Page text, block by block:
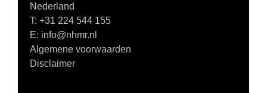
Nederland
T: +31 224 544 155
E: info@nhmr.nl
Algemene voorwaarden
Disclaimer